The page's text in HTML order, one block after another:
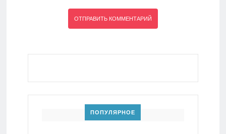
ПОПУЛЯРНОЕ